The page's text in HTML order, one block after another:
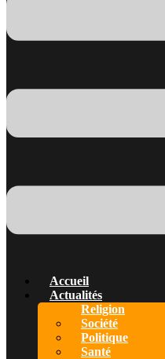
Accueil
Actualités
Religion
Société
Politique
Santé